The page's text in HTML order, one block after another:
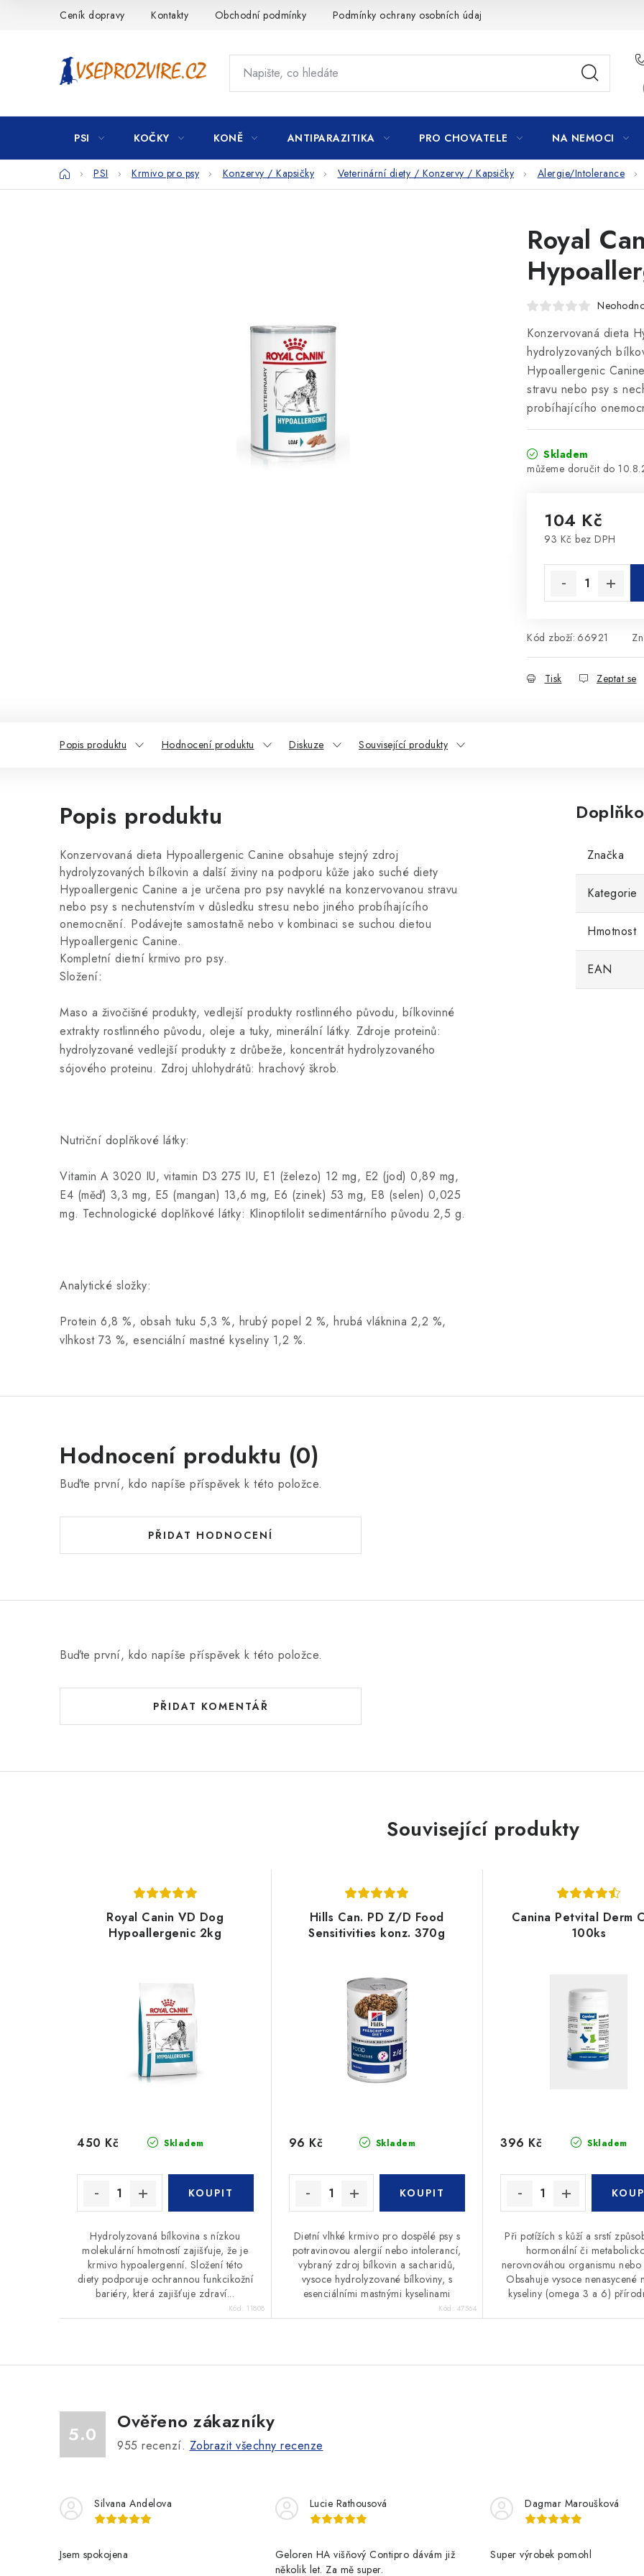
Ceník dopravy Kontakty Obchodní podmínky Podmínky ochrany osobních údajů
PSI KOČKY KONĚ ANTIPARAZITIKA PRO CHOVATELE NA NEMOCI
DomůPSI Krmivo pro psy Konzervy / Kapsičky Veterinární diety / Konzervy / Kapsičky Alergie/Intolerance
Royal
Konzervovaná dieta
hydrolyzovaných
Hypoallergenic
stravu nebo psy s
probíhajícího
Skladem
104 Kč
93 Kč bez DPH
Kód zboží: 66921
Tisk Zeptat se
Popis produktu Hodnocení produktu Diskuze Související produkty
Popis produktu
Konzervovaná dieta Hypoallergenic Canine obsahuje stejný zdroj
hydrolyzovaných bílkovin a další živiny na podporu kůže jako suché diety
Hypoallergenic Canine a je určena pro psy navyklé na konzervovanou stravu
nebo psy s nechutenstvím v důsledku stresu nebo jiného probíhajícího
onemocnění. Podávejte samostatně nebo v kombinaci se suchou dietou
Hypoallergenic Canine.
Kompletní dietní krmivo pro psy.
Složení:
Maso a živočišné produkty, vedlejší produkty rostlinného původu, bílkovinné
extrakty rostlinného původu, oleje a tuky, minerální látky. Zdroje proteinů:
hydrolyzované vedlejší produkty z drůbeže, koncentrát hydrolyzovaného
sójového proteinu. Zdroj uhlohydrátů: hrachový škrob.
Nutriční doplňkové látky:
Vitamin A 3020 IU, vitamin D3 275 IU, E1 (železo) 12 mg, E2 (jod) 0,89 mg,
E4 (měď) 3,3 mg, E5 (mangan) 13,6 mg, E6 (zinek) 53 mg, E8 (selen) 0,025
mg. Technologické doplňkové látky: Klinoptilolit sedimentárního původu 2,5 g.
Analytické složky:
Protein 6,8 %, obsah tuku 5,3 %, hrubý popel 2 %, hrubá vláknina 2,2 %,
vlhkost 73 %, esenciální mastné kyseliny 1,2 %.
Značka
Kategorie
Hmotnost
EAN
Hodnocení produktu (0)
Buďte první, kdo napíše příspěvek k této položce.
PŘIDAT HODNOCENÍ
Buďte první, kdo napíše příspěvek k této položce.
PŘIDAT KOMENTÁŘ
Související produkty
Royal Canin VD Dog
Hypoallergenic 2kg
Skladem
450 Kč
Hydrolyzovaná bílkovina s nízkou
molekulární hmotností zajišťuje, že je
krmivo hypoalergenní. Složení této
diety podporuje ochrannou funkcikožní
bariéry, která zajišťuje zdraví...
Kód: 11808
Hills Can. PD Z/D Food
Sensitivities konz. 370g
Skladem
96 Kč
Dietní vlhké krmivo pro dospělé psy s
potravinovou alergií nebo intolerancí,
vybraný zdroj bílkovin a sacharidů,
vysoce hydrolyzované bílkoviny, s
esenciálními mastnými kyselinami
Kód: 47564
Canina Petvital Derm
100ks
Skladem
396 Kč
Při potížích s kůží a srstí
hormonální či
nerovnováhou organismu
Obsahuje vysoce nenasycené
kyseliny (omega 3 a 6)
5.0
Ověřeno zákazníky
955 recenzí. Zobrazit všechny recenze
Silvana Andelova
Jsem spokojena
Lucie Rathousová
Geloren HA višňový Contipro dávám již
několik let. Za mě super.
Dagmar Maroušková
Super výrobek pomohl